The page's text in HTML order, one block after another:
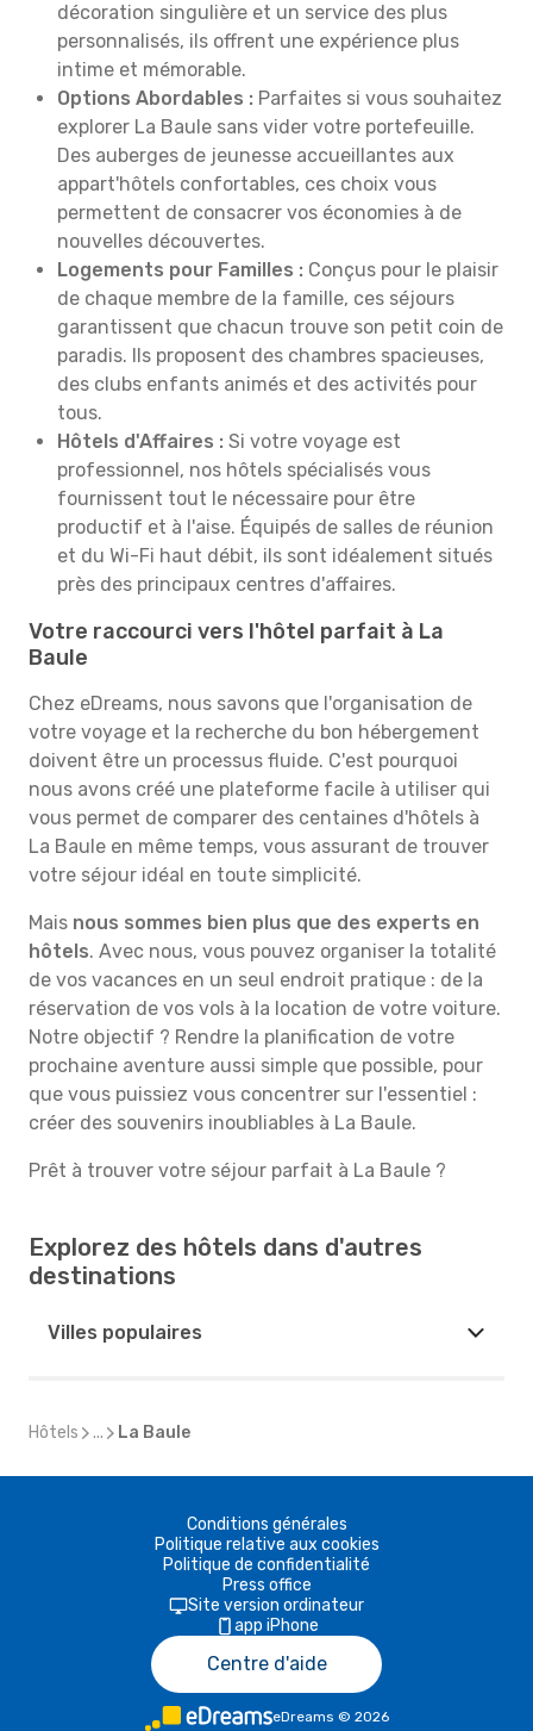
décoration singulière et un service des plus
personnalisés, ils offrent une expérience plus
intime et mémorable.
Options Abordables : Parfaites si vous souhaitez
explorer La Baule sans vider votre portefeuille.
Des auberges de jeunesse accueillantes aux
appart'hôtels confortables, ces choix vous
permettent de consacrer vos économies à de
nouvelles découvertes.
Logements pour Familles : Conçus pour le plaisir
de chaque membre de la famille, ces séjours
garantissent que chacun trouve son petit coin de
paradis. Ils proposent des chambres spacieuses,
des clubs enfants animés et des activités pour
tous.
Hôtels d'Affaires : Si votre voyage est
professionnel, nos hôtels spécialisés vous
fournissent tout le nécessaire pour être
productif et à l'aise. Équipés de salles de réunion
et du Wi-Fi haut débit, ils sont idéalement situés
près des principaux centres d'affaires.
Votre raccourci vers l'hôtel parfait à La
Baule
Chez eDreams, nous savons que l'organisation de
votre voyage et la recherche du bon hébergement
doivent être un processus fluide. C'est pourquoi
nous avons créé une plateforme facile à utiliser qui
vous permet de comparer des centaines d'hôtels à
La Baule en même temps, vous assurant de trouver
votre séjour idéal en toute simplicité.
Mais nous sommes bien plus que des experts en
hôtels. Avec nous, vous pouvez organiser la totalité
de vos vacances en un seul endroit pratique : de la
réservation de vos vols à la location de votre voiture.
Notre objectif ? Rendre la planification de votre
prochaine aventure aussi simple que possible, pour
que vous puissiez vous concentrer sur l'essentiel :
créer des souvenirs inoubliables à La Baule.
Prêt à trouver votre séjour parfait à La Baule ?
Explorez des hôtels dans d'autres
destinations
Villes populaires
Hôtels ... La Baule
Conditions générales
Politique relative aux cookies
Politique de confidentialité
Press office
Site version ordinateur
app iPhone
Centre d'aide
eDreams © 2026